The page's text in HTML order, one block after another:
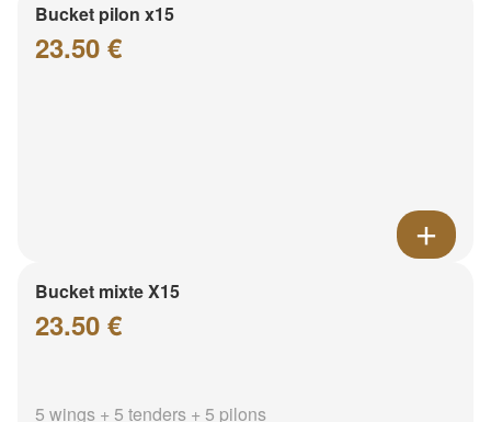
Bucket pilon x15
23.50 €
Bucket mixte X15
23.50 €
5 wings + 5 tenders + 5 pilons